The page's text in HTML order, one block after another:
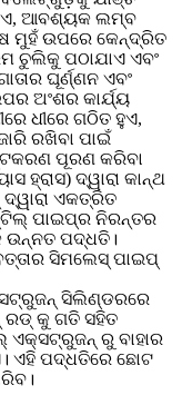
ଆବଶ୍ୟକ ଲମ୍ବ
ମୁହଁ ଉପରେ କେନ୍ଦ୍ରିତ
ଚୁଲିକୁ ପଠାଯାଏ ଏବଂ
ଘୂର୍ଣ୍ଣନ ଏବଂ
ଅଂଶର କାର୍ଯ୍ୟ
ଧୀରେ ଗଠିତ ହୁଏ,
ରଖିବା ପାଇଁ
ପୂରଣ କରିବା
ହ୍ରାସ) ଦ୍ୱାରା କାନ୍ଥ
ଦ୍ୱାରା ଏକତ୍ରିତ
ପାଇପ୍‌ର ନିରନ୍ତର
ଉନ୍ନତ ପଦ୍ଧତି।
ସିମଲେସ୍ ପାଇପ୍
ସିଲିଣ୍ଡରରେ
ରଡ୍ କୁ ଗତି ସହିତ
ଏକ୍ସଟ୍ରୁଜନ୍ ରୁ ବାହାର
ଏହି ପଦ୍ଧତିରେ ଛୋଟ